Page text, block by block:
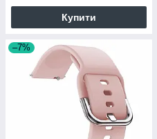
Купити
–7%